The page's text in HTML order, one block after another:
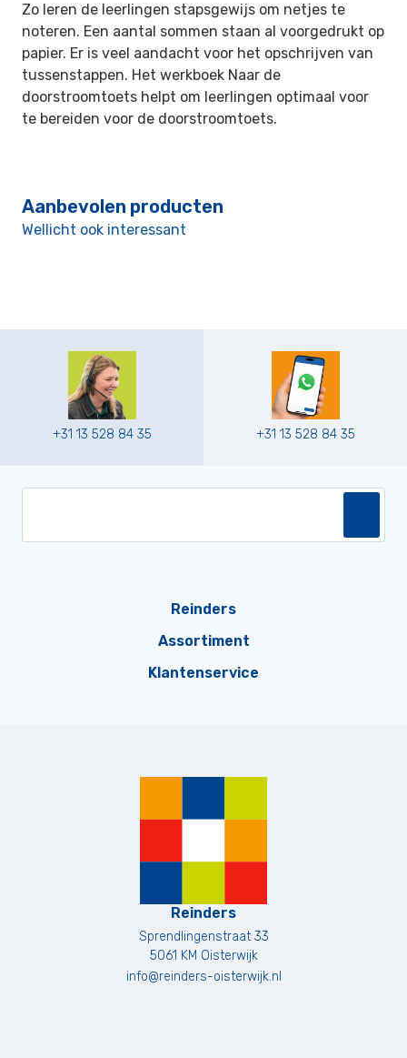
Zo leren de leerlingen stapsgewijs om netjes te
noteren. Een aantal sommen staan al voorgedrukt op
papier. Er is veel aandacht voor het opschrijven van
tussenstappen. Het werkboek Naar de
doorstroomtoets helpt om leerlingen optimaal voor
te bereiden voor de doorstroomtoets.
Aanbevolen producten
Wellicht ook interessant
+31 13 528 84 35 +31 13 528 84 35
Reinders
Assortiment
Klantenservice
Reinders
Sprendlingenstraat 33
5061 KM Oisterwijk
info@reinders-oisterwijk.nl